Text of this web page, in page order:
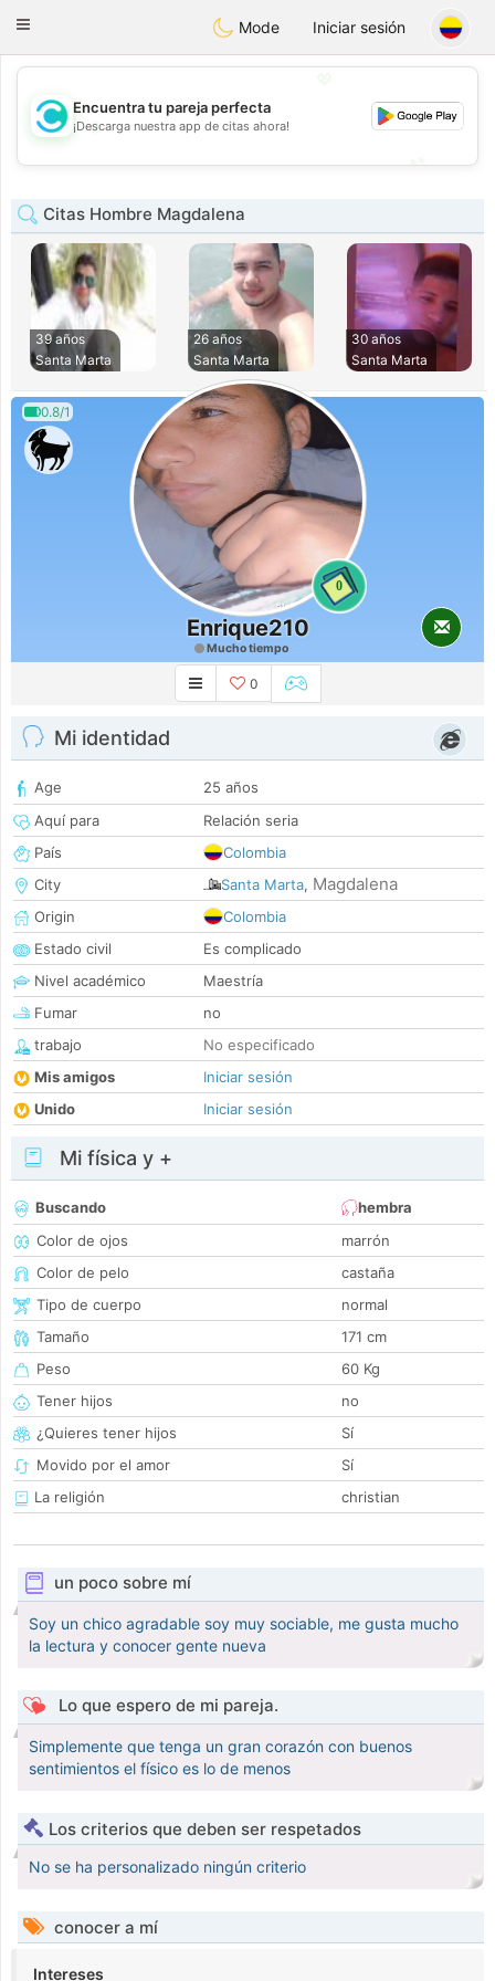
olombiaCitas
Toggle
Mode Iniciar sesión
💖
💕
Encuentra tu pareja perfecta
¡Descarga nuestra app de citas ahora!
Citas Hombre Magdalena
39 años
Santa Marta
26 años
Santa Marta
30 años
Santa Marta
0.8/1
0
Enrique210
Mucho tiempo
0
Mi identidad
Age
25 años
Aquí para
Relación seria
País
Colombia
City
Santa Marta, Magdalena
Origin
Colombia
Estado civil
Es complicado
Nivel académico
Maestría
Fumar
no
trabajo
No especificado
Mis amigos
Iniciar sesión
Unido
Iniciar sesión
Mi física y +
Buscando
hembra
Color de ojos
marrón
Color de pelo
castaña
Tipo de cuerpo
normal
Tamaño
171 cm
Peso
60 Kg
Tener hijos
no
¿Quieres tener hijos
Sí
Movido por el amor
Sí
La religión
christian
un poco sobre mí
Soy un chico agradable soy muy sociable, me gusta mucho
la lectura y conocer gente nueva
Lo que espero de mi pareja.
Simplemente que tenga un gran corazón con buenos
sentimientos el físico es lo de menos
Los criterios que deben ser respetados
No se ha personalizado ningún criterio
conocer a mí
Intereses